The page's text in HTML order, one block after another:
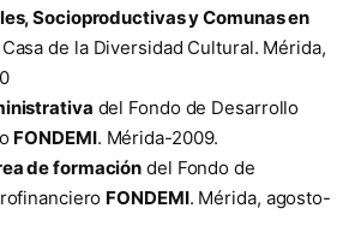
Socioproductivas y Comunas en
Casa de la Diversidad Cultural. Mérida,
del Fondo de Desarrollo
FONDEMI. Mérida-2009.
de formación del Fondo de
FONDEMI. Mérida, agosto-